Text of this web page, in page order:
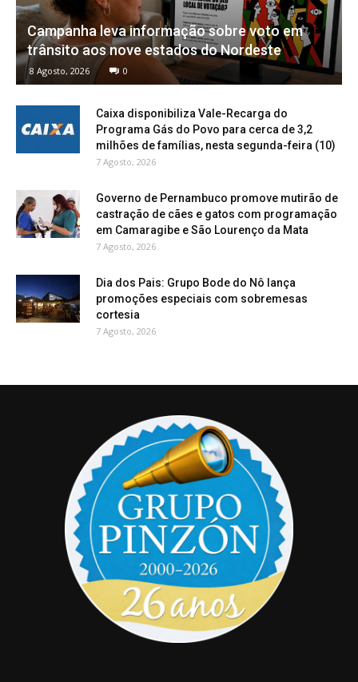
Campanha leva informação sobre voto em
trânsito aos nove estados do Nordeste
8 Agosto, 2026 0
Caixa disponibiliza Vale-Recarga do
Programa Gás do Povo para cerca de 3,2
milhões de famílias, nesta segunda-feira (10)
7 Agosto, 2026
Governo de Pernambuco promove mutirão de
castração de cães e gatos com programação
em Camaragibe e São Lourenço da Mata
7 Agosto, 2026
Dia dos Pais: Grupo Bode do Nô lança
promoções especiais com sobremesas
cortesia
7 Agosto, 2026